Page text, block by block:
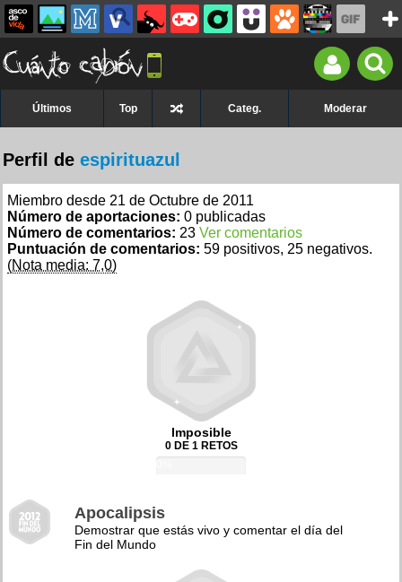
Últimos Top Categ. Moderar
Perfil de espirituazul
Miembro desde 21 de Octubre de 2011
Número de aportaciones: 0 publicadas
Número de comentarios: 23 Ver comentarios
Puntuación de comentarios: 59 positivos, 25 negativos.
(Nota media: 7,0)
Imposible
0 DE 1 RETOS
Apocalipsis
Demostrar que estás vivo y comentar el día del
Fin del Mundo